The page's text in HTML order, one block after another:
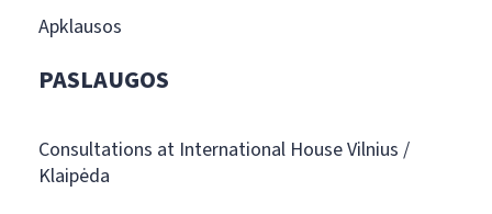
Apklausos
PASLAUGOS
Consultations at International House Vilnius /
Klaipėda